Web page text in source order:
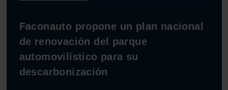
Faconauto propone un plan nacional
de renovación del parque
automovilístico para su
descarbonización